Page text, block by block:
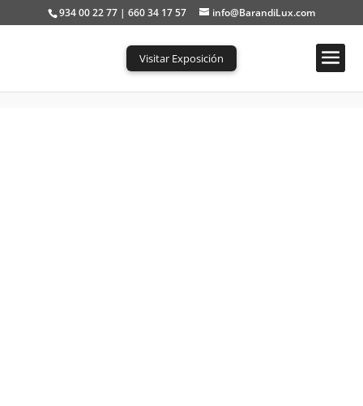
934 00 22 77 | 660 34 17 57 info@BarandiLux.com
Visitar Exposición